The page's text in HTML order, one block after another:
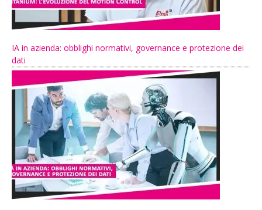
IA in azienda: obblighi normativi, governance e protezione dei
dati